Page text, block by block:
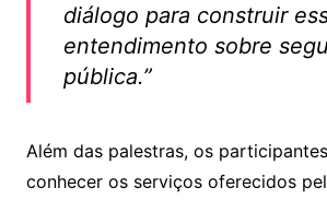
diálogo para construir
entendimento sobre
pública.”
Além das palestras, os
conhecer os serviços oferecidos